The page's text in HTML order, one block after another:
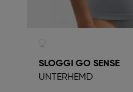
SLOGGI GO SENSE
UNTERHEMD